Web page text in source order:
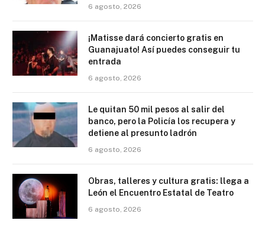
6 agosto, 2026
¡Matisse dará concierto gratis en
Guanajuato! Así puedes conseguir tu
entrada
6 agosto, 2026
Le quitan 50 mil pesos al salir del
banco, pero la Policía los recupera y
detiene al presunto ladrón
6 agosto, 2026
Obras, talleres y cultura gratis: llega a
León el Encuentro Estatal de Teatro
6 agosto, 2026